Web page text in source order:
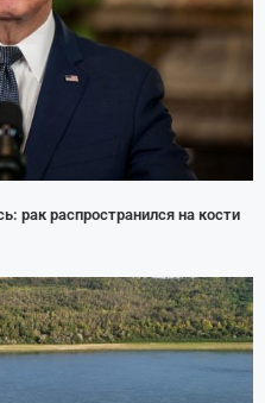
рак распространился на кости